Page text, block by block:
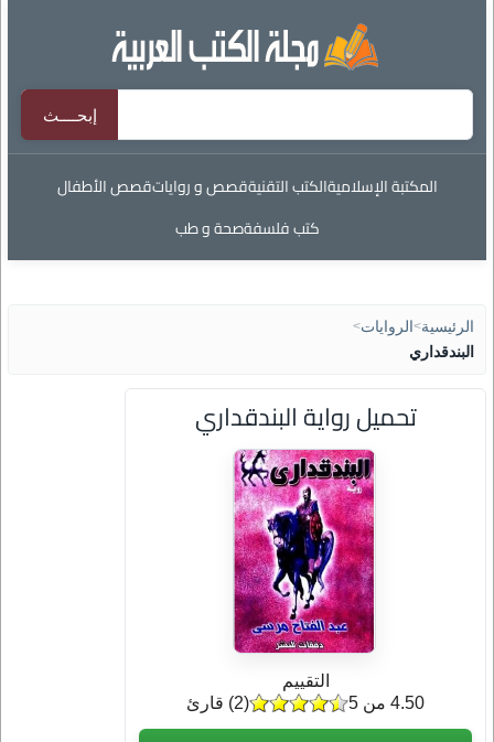
المكتبة الإسلاميةالكتب التقنيةقصص و رواياتقصص الأطفال
كتب فلسفةصحة و طب
الرئيسية> الروايات>
البندقداري
تحميل رواية البندقداري
التقييم
(
2) قارئ 4.50 من 5